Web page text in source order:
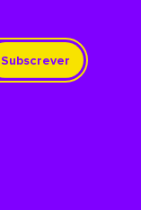
Subscrever